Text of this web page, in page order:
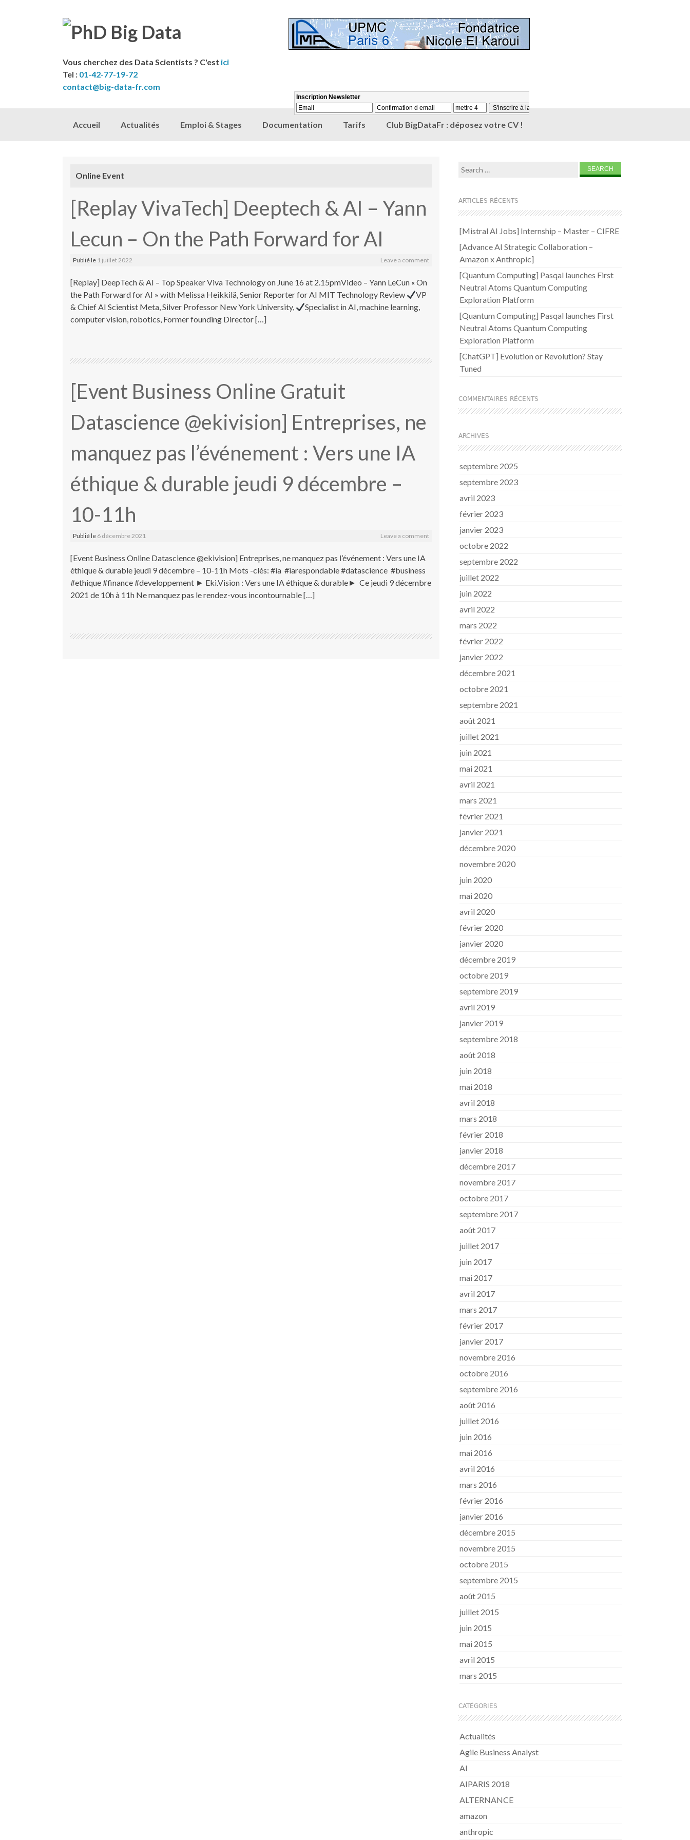
Vous cherchez des Data Scientists ? C'est ici
Tel : 01-42-77-19-72
contact@big-data-fr.com
Skip to content
Accueil Actualités Emploi & Stages Documentation Tarifs Club BigDataFr : déposez votre CV !
Online Event
[Replay VivaTech] Deeptech & AI – Yann
Lecun – On the Path Forward for AI
Publié le 1 juillet 2022 Leave a comment
[Replay] DeepTech & AI – Top Speaker Viva Technology on June 16 at 2.15pmVideo – Yann LeCun « On
the Path Forward for AI » with Melissa Heikkilä, Senior Reporter for AI MIT Technology Review
VP
& Chief AI Scientist Meta, Silver Professor New York University,
Specialist in AI, machine learning,
computer vision, robotics, Former founding Director […]
[Event Business Online Gratuit
Datascience @ekivision] Entreprises, ne
manquez pas l’événement : Vers une IA
éthique & durable jeudi 9 décembre –
10-11h
Publié le 6 décembre 2021 Leave a comment
[Event Business Online Datascience @ekivision] Entreprises, ne manquez pas l’événement : Vers une IA
éthique & durable jeudi 9 décembre – 10-11h Mots -clés: #ia #iarespondable #datascience #business
#ethique #finance #developpement ► Eki.Vision : Vers une IA éthique & durable► Ce jeudi 9 décembre
2021 de 10h à 11h Ne manquez pas le rendez-vous incontournable […]
Search for:
ARTICLES RÉCENTS
[Mistral AI Jobs] Internship – Master – CIFRE
[Advance AI Strategic Collaboration –
Amazon x Anthropic]
[Quantum Computing] Pasqal launches First
Neutral Atoms Quantum Computing
Exploration Platform
[Quantum Computing] Pasqal launches First
Neutral Atoms Quantum Computing
Exploration Platform
[ChatGPT] Evolution or Revolution? Stay
Tuned
COMMENTAIRES RÉCENTS
ARCHIVES
septembre 2025
septembre 2023
avril 2023
février 2023
janvier 2023
octobre 2022
septembre 2022
juillet 2022
juin 2022
avril 2022
mars 2022
février 2022
janvier 2022
décembre 2021
octobre 2021
septembre 2021
août 2021
juillet 2021
juin 2021
mai 2021
avril 2021
mars 2021
février 2021
janvier 2021
décembre 2020
novembre 2020
juin 2020
mai 2020
avril 2020
février 2020
janvier 2020
décembre 2019
octobre 2019
septembre 2019
avril 2019
janvier 2019
septembre 2018
août 2018
juin 2018
mai 2018
avril 2018
mars 2018
février 2018
janvier 2018
décembre 2017
novembre 2017
octobre 2017
septembre 2017
août 2017
juillet 2017
juin 2017
mai 2017
avril 2017
mars 2017
février 2017
janvier 2017
novembre 2016
octobre 2016
septembre 2016
août 2016
juillet 2016
juin 2016
mai 2016
avril 2016
mars 2016
février 2016
janvier 2016
décembre 2015
novembre 2015
octobre 2015
septembre 2015
août 2015
juillet 2015
juin 2015
mai 2015
avril 2015
mars 2015
CATÉGORIES
Actualités
Agile Business Analyst
AI
AIPARIS 2018
ALTERNANCE
amazon
anthropic